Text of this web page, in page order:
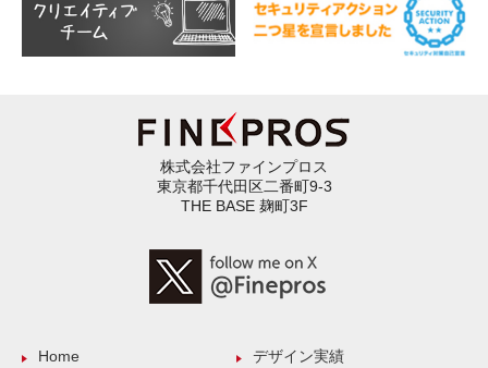
株式会社ファインプロス
東京都千代田区二番町9-3
THE BASE 麹町3F
Home
デザイン実績